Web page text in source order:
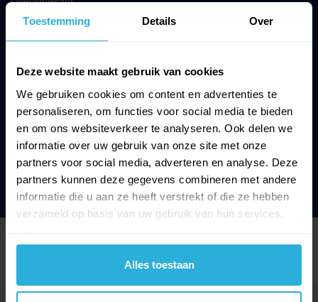
Toestemming Details Over
Deze website maakt gebruik van cookies
We gebruiken cookies om content en advertenties te
personaliseren, om functies voor social media te bieden
en om ons websiteverkeer te analyseren. Ook delen we
informatie over uw gebruik van onze site met onze
partners voor social media, adverteren en analyse. Deze
partners kunnen deze gegevens combineren met andere
informatie die u aan ze heeft verstrekt of die ze hebben
verzameld op basis van uw gebruik van hun services.
Alles toestaan
Andere producten
Maytronics
Dolphin robots
Zodiac zwembadrobots
(Zwem)vijver robot
Over ons
Contact
Verkoopsvoorwaarden
Mijn account
Cookie Policy (EU)
Zwembad